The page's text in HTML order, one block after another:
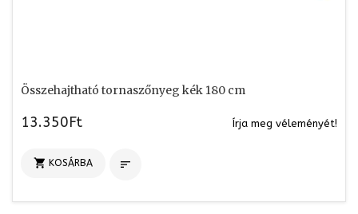
Összehajtható tornaszőnyeg kék 180 cm
13.350Ft Írja meg véleményét!
 KOSÁRBA 